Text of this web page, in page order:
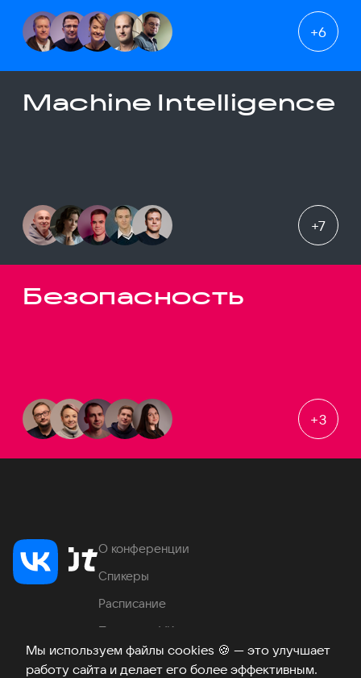
Мы используем файлы cookies 🍪 — это улучшает
работу сайта и делает его более эффективным.
+6
Machine Intelligence
+7
Безопасность
+3
О конференции
Спикеры
Расписание
Продукты VK
Место проведения